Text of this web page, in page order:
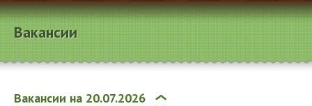
Вакансии
Вакансии на 20.07.2026